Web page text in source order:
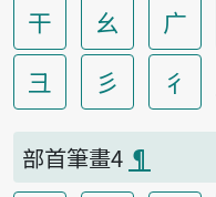
干
幺 广
彐
彡 彳
部首筆畫4 ¶